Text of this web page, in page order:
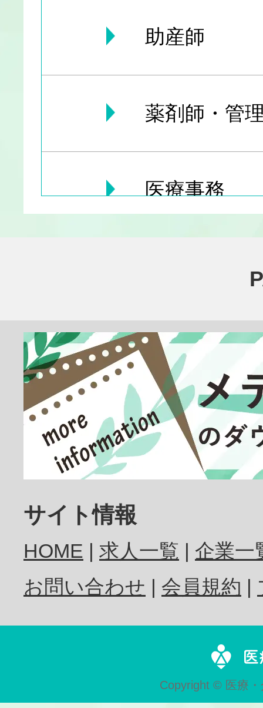
助産師
薬剤師・管
医療事務
臨床検査技
放射線技師
歯科衛生士
歯科技工士
サイト情報
HOME 求人一覧
企業一
お問い合わせ
会員規約
Copyright © 医療